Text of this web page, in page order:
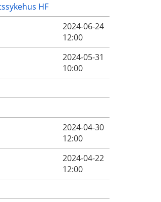
HF
2024-06-24
12:00
2024-05-31
10:00
2024-04-30
12:00
2024-04-22
12:00